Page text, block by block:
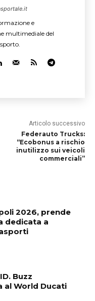
e
multimediale del
Articolo successivo
Federauto Trucks:
“Ecobonus a rischio
inutilizzo sui veicoli
commerciali”
2026, prende
dedicata a
Buzz
al World Ducati